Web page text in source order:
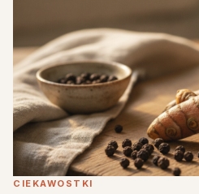
CIEKAWOSTKI